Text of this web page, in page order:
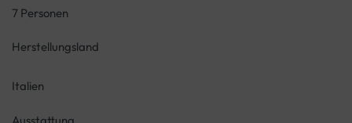
7 Personen
Herstellungsland
Italien